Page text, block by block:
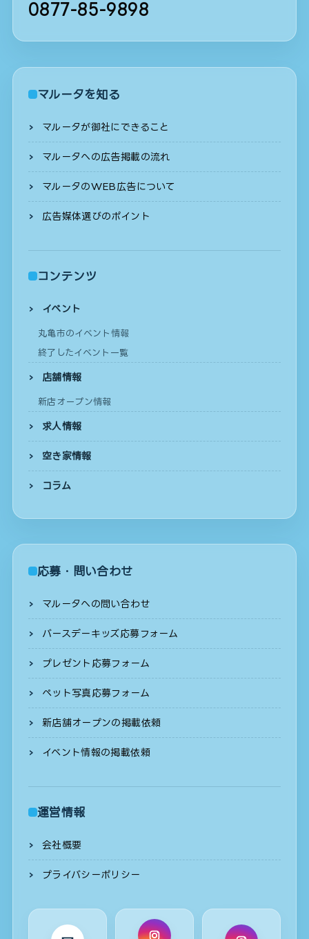
0877-85-9898
マルータを知る
マルータが御社にできること
マルータへの広告掲載の流れ
マルータのWEB広告について
広告媒体選びのポイント
コンテンツ
イベント
丸亀市のイベント情報
終了したイベント一覧
店舗情報
新店オープン情報
求人情報
空き家情報
コラム
応募・問い合わせ
マルータへの問い合わせ
バースデーキッズ応募フォーム
プレゼント応募フォーム
ペット写真応募フォーム
新店舗オープンの掲載依頼
イベント情報の掲載依頼
運営情報
会社概要
プライバシーポリシー